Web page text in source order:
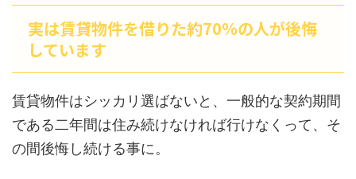
実は賃貸物件を借りた約70％の人が後悔
しています
賃貸物件はシッカリ選ばないと、一般的な契約期間
である二年間は住み続けなければ行けなくって、そ
の間後悔し続ける事に。